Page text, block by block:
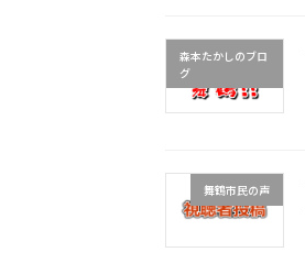
森本たかしのブロ
グ
舞鶴市民の声